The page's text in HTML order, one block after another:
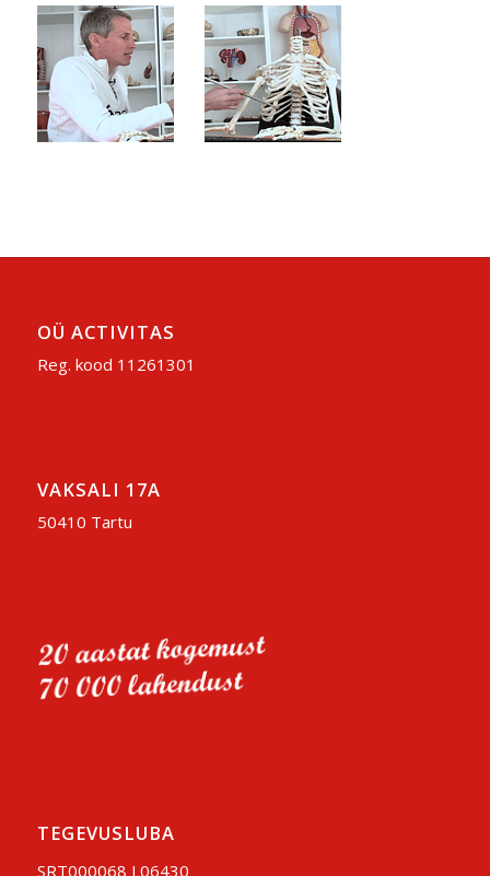
OÜ ACTIVITAS
Reg. kood 11261301
VAKSALI 17A
50410 Tartu
TEGEVUSLUBA
SRT000068 L06430